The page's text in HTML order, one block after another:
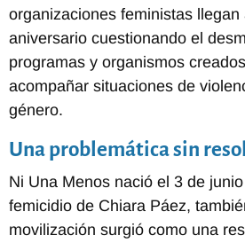
organizaciones feministas llegan
aniversario cuestionando el
programas y organismos
acompañar situaciones de
género.
Una problemática sin
Ni Una Menos nació el 3 de
femicidio de Chiara Páez,
movilización surgió como una